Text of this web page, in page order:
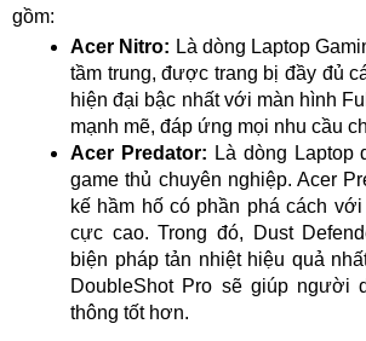
gồm:
Acer Nitro: Là dòng Laptop
tầm trung, được trang bị đầy đủ
hiện đại bậc nhất với màn hình
mạnh mẽ, đáp ứng mọi nhu cầu
Acer Predator: Là dòng Laptop
game thủ chuyên nghiệp. Acer
kế hầm hố có phần phá cách
cực cao. Trong đó, Dust
biện pháp tản nhiệt hiệu quả
DoubleShot Pro sẽ giúp người
thông tốt hơn.